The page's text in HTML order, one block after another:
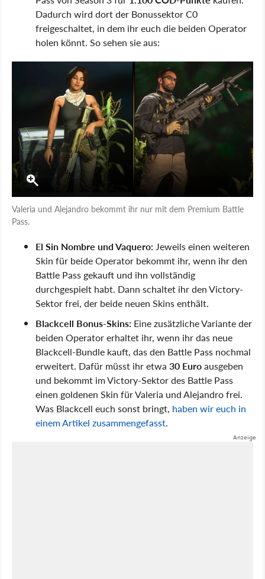
Dadurch wird dort der Bonussektor C0
freigeschaltet, in dem ihr euch die beiden Operator
holen könnt. So sehen sie aus:
Valeria und Alejandro bekommt ihr nur mit dem Premium Battle
Pass.
El Sin Nombre und Vaquero:Jeweils einen weiteren
Skin für beide Operator bekommt ihr, wenn ihr den
Battle Pass gekauft und ihn vollständig
durchgespielt habt. Dann schaltet ihr den Victory-
Sektor frei, der beide neuen Skins enthält.
Blackcell Bonus-Skins: Eine zusätzliche Variante der
beiden Operator erhaltet ihr, wenn ihr das neue
Blackcell-Bundle kauft, das den Battle Pass nochmal
erweitert. Dafür müsst ihr etwa 30 Euroausgeben
und bekommt im Victory-Sektor des Battle Pass
einen goldenen Skin für Valeria und Alejandro frei.
Was Blackcell euch sonst bringt, haben wir euch in
einem Artikel zusammengefasst.